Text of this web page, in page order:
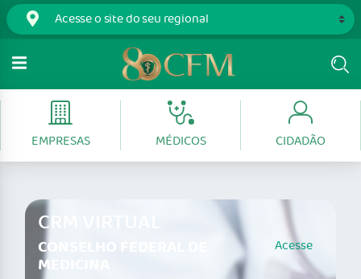
EMPRESAS MÉDICOS CIDADÃO
CRM VIRTUAL
CONSELHO FEDERAL DE
MEDICINA
Acesse